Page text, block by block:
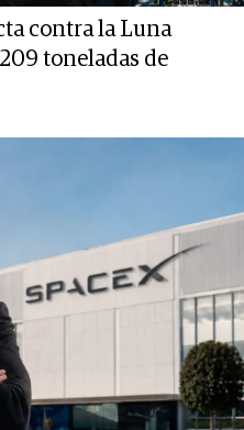
contra la Luna
toneladas de